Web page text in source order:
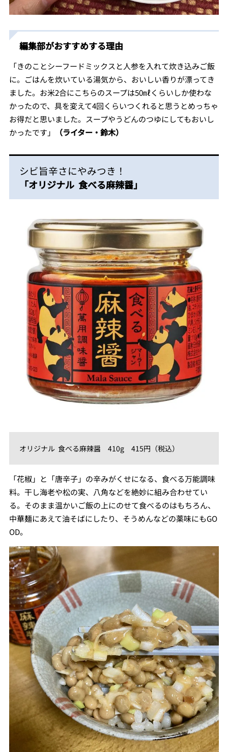
編集部がおすすめする理由
「きのことシーフードミックスと人参を入れて炊き込みご飯
に。ごはんを炊いている湯気から、おいしい香りが漂ってき
ました。お米2合にこちらのスープは50㎖くらいしか使わな
かったので、具を変えて4回くらいつくれると思うとめっちゃ
お得だと思いました。スープやうどんのつゆにしてもおいし
かったです」
（ライター・鈴木）
シビ旨辛さにやみつき！
「オリジナル 食べる麻辣醤」
オリジナル 食べる麻辣醤 410g 415円（税込）
「花椒」と「唐辛子」の辛みがくせになる、食べる万能調味
料。干し海老や松の実、八角などを絶妙に組み合わせてい
る。そのまま温かいご飯の上にのせて食べるのはもちろん、
中華麺にあえて油そばにしたり、そうめんなどの薬味にもGO
OD。